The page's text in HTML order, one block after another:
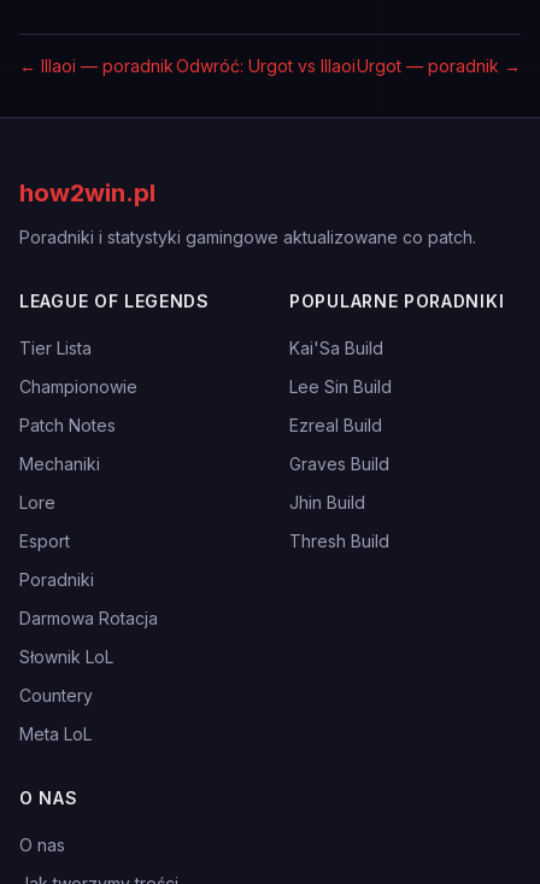
← Illaoi — poradnikOdwróć: Urgot vs IllaoiUrgot — poradnik →
how2win.pl
Poradniki i statystyki gamingowe aktualizowane co patch.
LEAGUE OF LEGENDS
Tier Lista
Championowie
Patch Notes
Mechaniki
Lore
Esport
Poradniki
Darmowa Rotacja
Słownik LoL
Countery
Meta LoL
POPULARNE PORADNIKI
Kai'Sa Build
Lee Sin Build
Ezreal Build
Graves Build
Jhin Build
Thresh Build
O NAS
O nas